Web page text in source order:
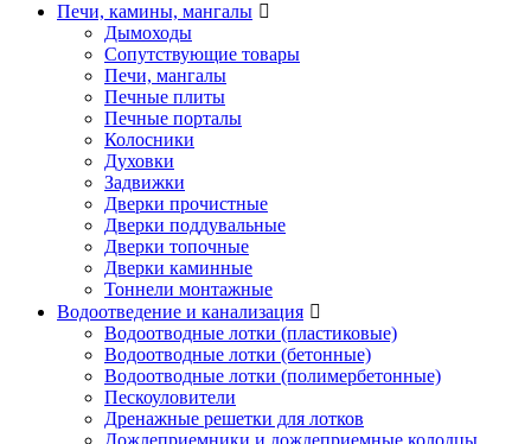
Печи, камины, мангалы
Дымоходы
Сопутствующие товары
Печи, мангалы
Печные плиты
Печные порталы
Колосники
Духовки
Задвижки
Дверки прочистные
Дверки поддувальные
Дверки топочные
Дверки каминные
Тоннели монтажные
Водоотведение и канализация
Водоотводные лотки (пластиковые)
Водоотводные лотки (бетонные)
Водоотводные лотки (полимербетонные)
Пескоуловители
Дренажные решетки для лотков
Дожлеприемники и дождеприемные колодцы